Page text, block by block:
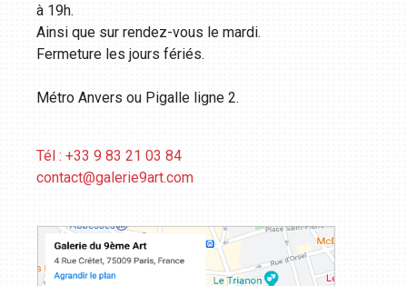
à 19h.
Ainsi que sur rendez-vous le mardi.
Fermeture les jours fériés.
Métro Anvers ou Pigalle ligne 2.
Tél : +33 9 83 21 03 84
contact@galerie9art.com